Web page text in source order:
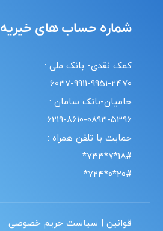
شماره حساب های خیریه
کمک نقدی- بانک ملی :
6037-9911-9951-2470
حامیان-بانک سامان :
6219-8610-0893-5396
حمایت با تلفن همراه :
18#*7*733*
20#*0*724*
قوانین | سیاست حریم خصوصی